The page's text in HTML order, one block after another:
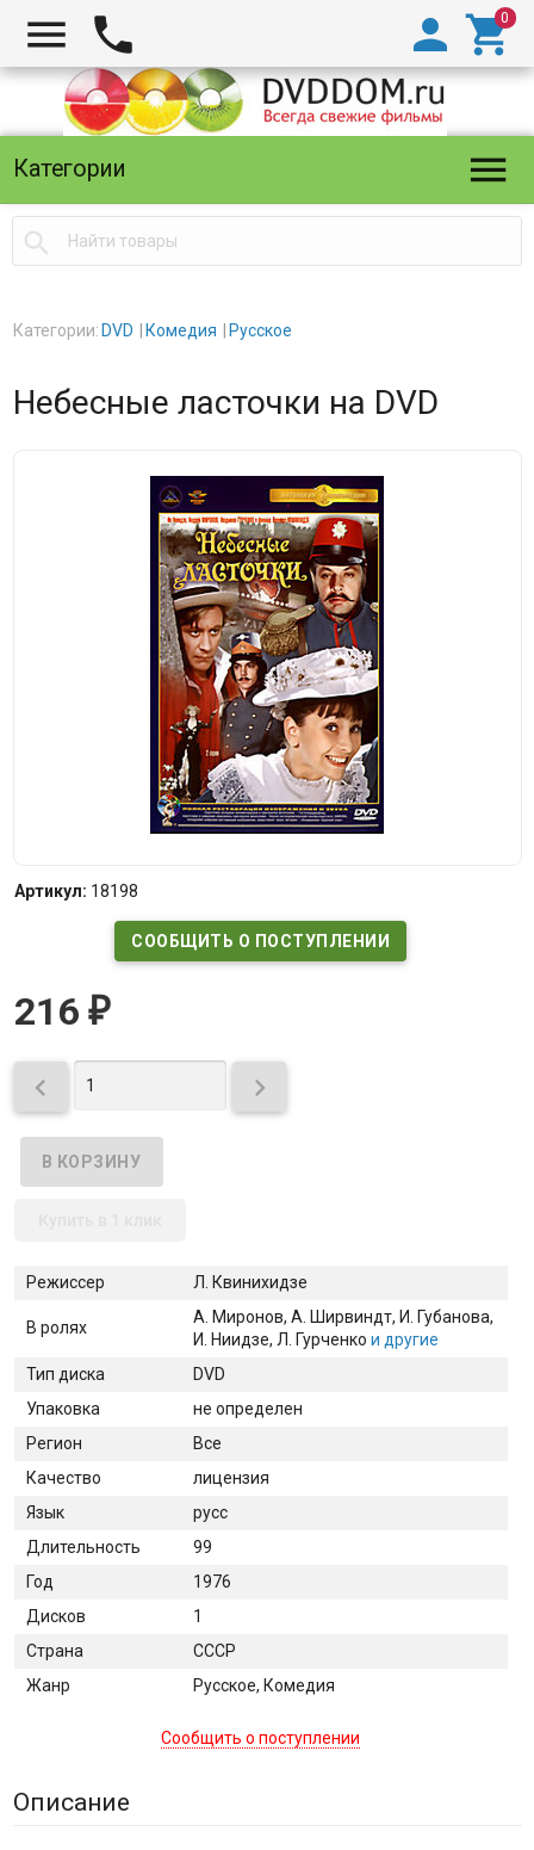
  

Категории 

Категории: DVD Комедия Русское
Небесные ласточки на DVD
Артикул: 18198
СООБЩИТЬ О ПОСТУПЛЕНИИ
216 ₽
 
Режиссер Л. Квинихидзе
В ролях
А. Миронов, А. Ширвиндт, И. Губанова,
И. Ниидзе, Л. Гурченко и другие
Тип диска
DVD
Упаковка
не определен
Регион
Все
Качество
лицензия
Язык
русс
Длительность
99
Год
1976
Дисков
1
Страна
СССР
Жанр
Русское, Комедия
Сообщить о поступлении
Описание